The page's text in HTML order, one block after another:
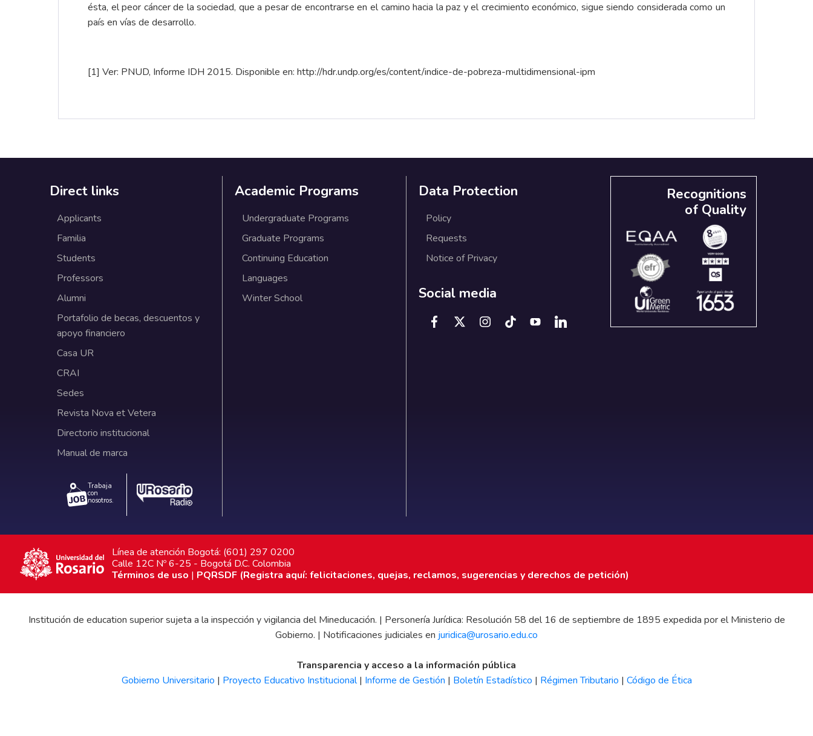
ésta, el peor cáncer de la sociedad, que a pesar de encontrarse en el camino hacia la paz y el crecimiento económico, sigue siendo considerada como un
país en vías de desarrollo.
[1] Ver: PNUD, Informe IDH 2015. Disponible en: http://hdr.undp.org/es/content/indice-de-pobreza-multidimensional-ipm
Direct links
Applicants
Familia
Students
Professors
Alumni
Portafolio de becas, descuentos y
apoyo financiero
Casa UR
CRAI
Sedes
Revista Nova et Vetera
Directorio institucional
Manual de marca
Trabaja
con
nosotros.
Academic Programs
Undergraduate Programs
Graduate Programs
Continuing Education
Languages
Winter School
Data Protection
Policy
Requests
Notice of Privacy
Social media
Recognitions
of Quality
Línea de atención Bogotá: (601) 297 0200
Calle 12C Nº 6-25 - Bogotá D.C. Colombia
Términos de uso | PQRSDF (Registra aquí: felicitaciones, quejas, reclamos, sugerencias y derechos de petición)
Institución de education superior sujeta a la inspección y vigilancia del Mineducación. | Personería Jurídica: Resolución 58 del 16 de septiembre de 1895 expedida por el Ministerio de
Gobierno. | Notificaciones judiciales en juridica@urosario.edu.co
Transparencia y acceso a la información pública
Gobierno Universitario | Proyecto Educativo Institucional| Informe de Gestión | Boletín Estadístico | Régimen Tributario | Código de Ética